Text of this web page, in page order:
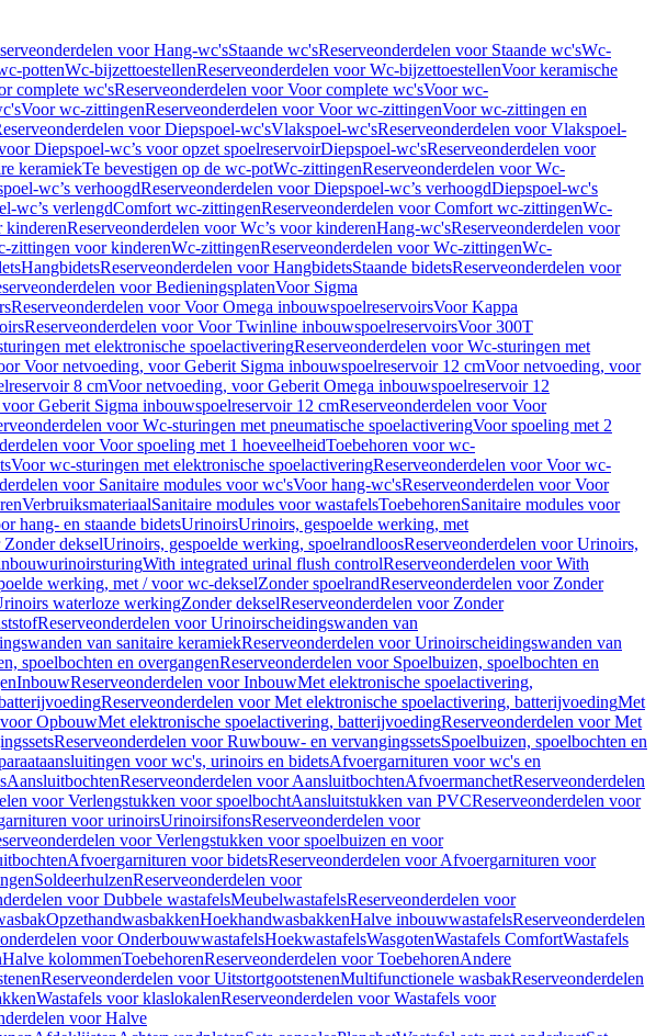
voor Hang-wc'sStaande wc'sReserveonderdelen voor Staande wc'sWc-
pottenWc-bijzettoestellenReserveonderdelen voor Wc-bijzettoestellenVoor keramische
complete wc'sReserveonderdelen voor Voor complete wc'sVoor wc-
Voor wc-zittingenReserveonderdelen voor Voor wc-zittingenVoor wc-zittingen en
voor Diepspoel-wc'sVlakspoel-wc'sReserveonderdelen voor Vlakspoel-
Diepspoel-wc’s voor opzet spoelreservoirDiepspoel-wc'sReserveonderdelen voor
keramiekTe bevestigen op de wc-potWc-zittingenReserveonderdelen voor Wc-
wc’s verhoogdReserveonderdelen voor Diepspoel-wc’s verhoogdDiepspoel-wc's
wc’s verlengdComfort wc-zittingenReserveonderdelen voor Comfort wc-zittingenWc-
kinderenReserveonderdelen voor Wc’s voor kinderenHang-wc'sReserveonderdelen voor
zittingen voor kinderenWc-zittingenReserveonderdelen voor Wc-zittingenWc-
HangbidetsReserveonderdelen voor HangbidetsStaande bidetsReserveonderdelen voor
voor BedieningsplatenVoor Sigma
Reserveonderdelen voor Voor Omega inbouwspoelreservoirsVoor Kappa
Reserveonderdelen voor Voor Twinline inbouwspoelreservoirsVoor 300T
met elektronische spoelactiveringReserveonderdelen voor Wc-sturingen met
Voor netvoeding, voor Geberit Sigma inbouwspoelreservoir 12 cmVoor netvoeding, voor
8 cmVoor netvoeding, voor Geberit Omega inbouwspoelreservoir 12
Geberit Sigma inbouwspoelreservoir 12 cmReserveonderdelen voor Voor
voor Wc-sturingen met pneumatische spoelactiveringVoor spoeling met 2
voor Voor spoeling met 1 hoeveelheidToebehoren voor wc-
Voor wc-sturingen met elektronische spoelactiveringReserveonderdelen voor Voor wc-
voor Sanitaire modules voor wc'sVoor hang-wc'sReserveonderdelen voor Voor
VerbruiksmateriaalSanitaire modules voor wastafelsToebehorenSanitaire modules voor
hang- en staande bidetsUrinoirsUrinoirs, gespoelde werking, met
dekselUrinoirs, gespoelde werking, spoelrandloosReserveonderdelen voor Urinoirs,
With integrated urinal flush controlReserveonderdelen voor With
werking, met / voor wc-dekselZonder spoelrandReserveonderdelen voor Zonder
waterloze werkingZonder dekselReserveonderdelen voor Zonder
Reserveonderdelen voor Urinoirscheidingswanden van
van sanitaire keramiekReserveonderdelen voor Urinoirscheidingswanden van
spoelbochten en overgangenReserveonderdelen voor Spoelbuizen, spoelbochten en
InbouwReserveonderdelen voor InbouwMet elektronische spoelactivering,
Reserveonderdelen voor Met elektronische spoelactivering, batterijvoedingMet
OpbouwMet elektronische spoelactivering, batterijvoedingReserveonderdelen voor Met
Reserveonderdelen voor Ruwbouw- en vervangingssetsSpoelbuizen, spoelbochten en
voor wc's, urinoirs en bidetsAfvoergarnituren voor wc's en
AansluitbochtenReserveonderdelen voor AansluitbochtenAfvoermanchetReserveonderdelen
voor Verlengstukken voor spoelbochtAansluitstukken van PVCReserveonderdelen voor
voor urinoirsUrinoirsifonsReserveonderdelen voor
voor Verlengstukken voor spoelbuizen en voor
Afvoergarnituren voor bidetsReserveonderdelen voor Afvoergarnituren voor
SoldeerhulzenReserveonderdelen voor
voor Dubbele wastafelsMeubelwastafelsReserveonderdelen voor
OpzethandwasbakkenHoekhandwasbakkenHalve inbouwwastafelsReserveonderdelen
voor OnderbouwwastafelsHoekwastafelsWasgotenWastafels ComfortWastafels
Halve kolommenToebehorenReserveonderdelen voor ToebehorenAndere
Reserveonderdelen voor UitstortgootstenenMultifunctionele wasbakReserveonderdelen
Wastafels voor klaslokalenReserveonderdelen voor Wastafels voor
voor Halve